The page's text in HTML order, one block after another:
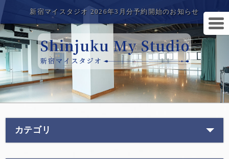
新宿マイスタジオ 2026年3月分予約開始のお知らせ
カテゴリ